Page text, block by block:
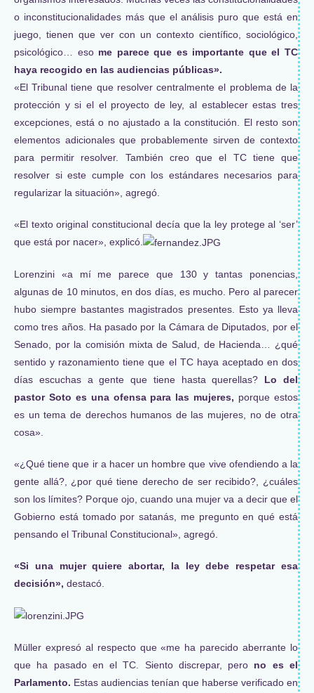
o inconstitucionalidades más que el análisis puro que está en
juego, tienen que ver con un contexto científico, sociológico,
psicológico… eso me parece que es importante que el TC
haya recogido en las audiencias públicas».
«El Tribunal tiene que resolver centralmente el problema de la
protección y si el el proyecto de ley, al establecer estas tres
excepciones, está o no ajustado a la constitución. El resto son
elementos adicionales que probablemente sirven de contexto
para permitir resolver. También creo que el TC tiene que
resolver si este cumple con los estándares necesarios para
regularizar la situación», agregó.
«El texto original constitucional decía que la ley protege al ‘ser’
que está por nacer», explicó.
Lorenzini «a mí me parece que 130 y tantas ponencias,
algunas de 10 minutos, en dos días, es mucho. Pero al parecer
hubo siempre bastantes magistrados presentes. Esto ya lleva
como tres años. Ha pasado por la Cámara de Diputados, por el
Senado, por la comisión mixta de Salud, de Hacienda… ¿qué
sentido y razonamiento tiene que el TC haya aceptado en dos
días escuchas a gente que tiene hasta querellas? Lo del
pastor Soto es una ofensa para las mujeres, porque estos
es un tema de derechos humanos de las mujeres, no de otra
cosa».
«¿Qué tiene que ir a hacer un hombre que vive ofendiendo a la
gente allá?, ¿por qué tiene derecho de ser recibido?, ¿cuáles
son los límites? Porque ojo, cuando una mujer va a decir que el
Gobierno está tomado por satanás, me pregunto en qué está
pensando el Tribunal Constitucional», agregó.
«Si una mujer quiere abortar, la ley debe respetar esa
decisión», destacó.
Müller expresó al respecto que «me ha parecido aberrante lo
que ha pasado en el TC. Siento discrepar, pero no es el
Parlamento. Estas audiencias tenían que haberse verificado en